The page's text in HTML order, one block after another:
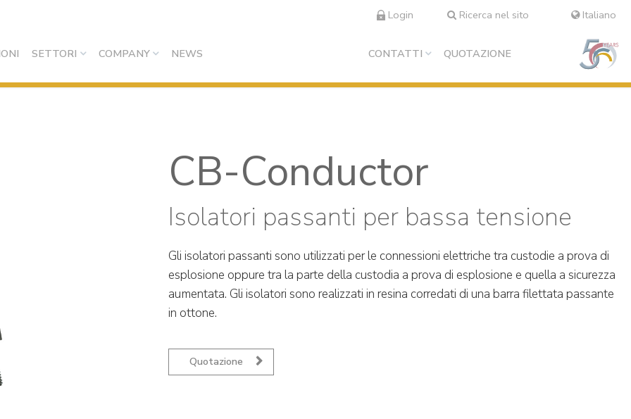
Login Ricerca nel sito Italiano
SETTORI COMPANY NEWS CONTATTI QUOTAZIONE
CB-Conductor
Isolatori passanti per bassa tensione
Gli isolatori passanti sono utilizzati per le connessioni elettriche tra custodie a prova di
esplosione oppure tra la parte della custodia a prova di esplosione e quella a sicurezza
aumentata. Gli isolatori sono realizzati in resina corredati di una barra filettata passante
in ottone.
Quotazione